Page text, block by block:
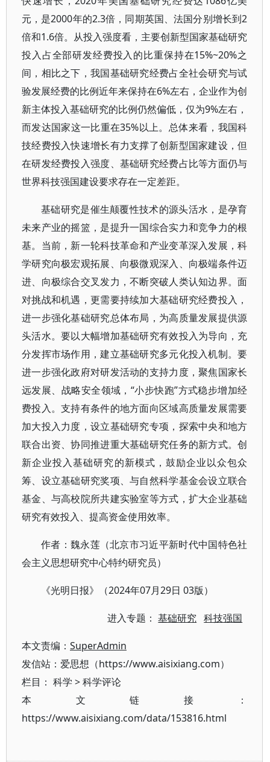
元，是2000年的2.3倍，同期英国、法国分别增长到2
倍和1.6倍。从投入强度看，主要创新型国家基础研究
投入占全部研发经费投入的比重保持在15%~20%之
间，相比之下，我国基础研究经费占全社会研究与试
验发展经费的比例近年来保持在6%左右，企业作为创
新主体投入基础研究的比例仍然偏低，仅为9%左右，
而发达国家这一比重在35%以上。总体来看，我国科
技经费投入快速增长有力支撑了创新型国家建设，但
在研发经费投入强度、基础研究经费占比等方面仍与
世界科技强国建设要求存在一定差距。
基础研究是催生颠覆性技术的源头活水，是孕育
未来产业的摇篮，是提升一国综合实力和竞争力的根
基。当前，新一轮科技革命和产业变革深入发展，科
学研究向极宏观拓展、向极微观深入、向极端条件迈
进、向极综合交叉发力，不断突破人类认知边界。面
对挑战和机遇，更需要持续加大基础研究经费投入，
进一步强化基础研究总体布局，为高质量发展提供源
头活水。要以大幅增加基础研究有效投入为导向，充
分发挥市场作用，建立基础研究多元化投入机制。要
进一步强化政府对研发活动的支持力度，聚焦国家长
远发展、战略安全领域，“小步快跑”方式稳步增加经
费投入。支持有条件的地方面向区域高质量发展需要
加大投入力度，设立基础研究专项，探索中央和地方
联合出资、协同推进重大基础研究任务的新方式。创
新企业投入基础研究的新模式，鼓励企业以众包众
筹、设立基础研究奖项、与自然科学基金会设立联合
基金、与高校院所共建实验室等方式，扩大企业基础
研究有效投入、提高资金使用效率。
作者：魏永莲（北京市习近平新时代中国特色社
会主义思想研究中心特约研究员）
《光明日报》（2024年07月29日 03版）
进入专题：基础研究 科技强国
本文责编： SuperAdmin
发信站：爱思想（https://www.aisixiang.com）
栏目： 科学 >科学评论
本文链接：
https://www.aisixiang.com/data/153816.html